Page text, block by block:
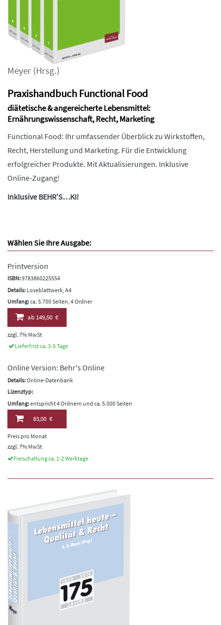
Meyer (Hrsg.)
Praxishandbuch Functional Food
diätetische & angereicherte Lebensmittel:
Ernährungswissenschaft, Recht, Marketing
Functional Food: Ihr umfassender Überblick zu Wirkstoffen,
Recht, Herstellung und Marketing. Für die Entwicklung
erfolgreicher Produkte. Mit Aktualisierungen. Inklusive
Online-Zugang!
Inklusive BEHR’S…KI!
Wählen Sie Ihre Ausgabe:
Printversion
ISBN:9783860225554
Details: Loseblattwerk, A4
Umfang:ca. 5.700 Seiten, 4 Ordner
ab149,50 €
zzgl. 7% MwSt
Lieferfrist ca. 3-5 Tage
Online Version: Behr's Online
Details:Online-Datenbank
Lizenztyp:
Umfang:entspricht 4 Ordnern und ca. 5.000 Seiten
83,00 €
Preis pro Monat
zzgl. 7% MwSt
Freischaltung ca. 1-2 Werktage